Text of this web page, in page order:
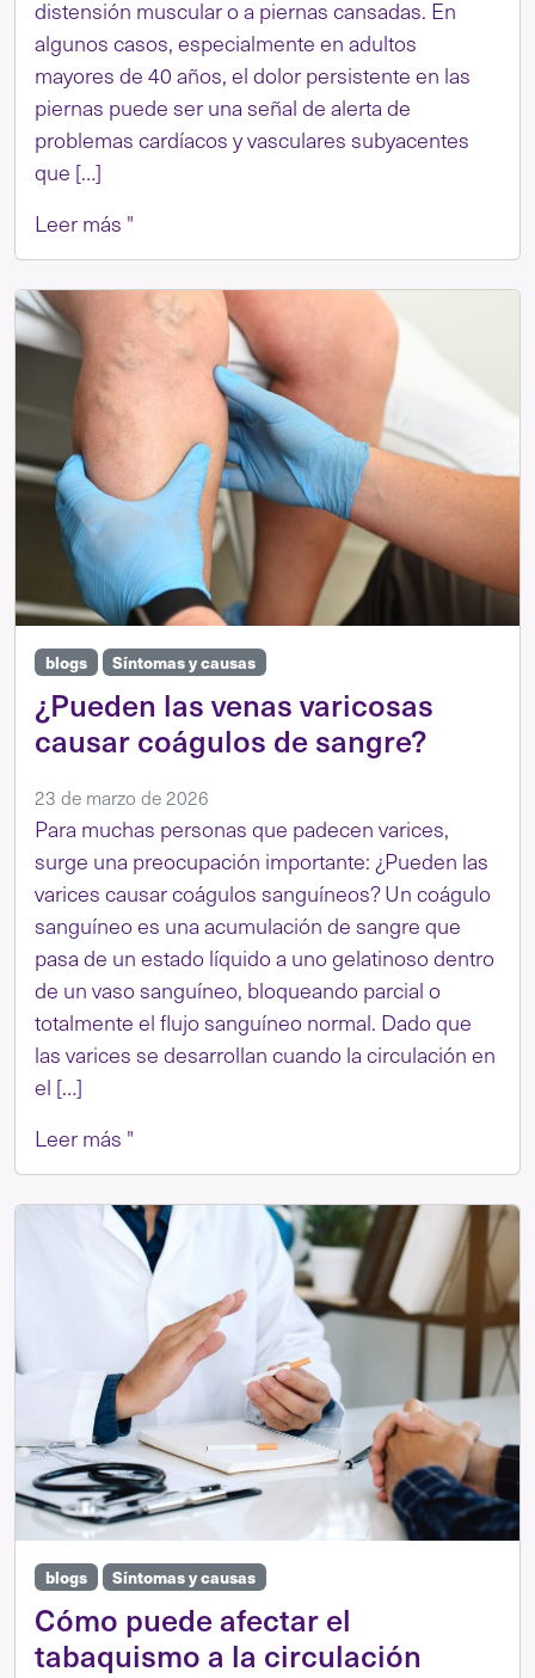
distensión muscular o a piernas cansadas. En
algunos casos, especialmente en adultos
mayores de 40 años, el dolor persistente en las
piernas puede ser una señal de alerta de
problemas cardíacos y vasculares subyacentes
que […]
Leer más "
blogs Síntomas y causas
¿Pueden las venas varicosas
causar coágulos de sangre?
23 de marzo de 2026
Para muchas personas que padecen varices,
surge una preocupación importante: ¿Pueden las
varices causar coágulos sanguíneos? Un coágulo
sanguíneo es una acumulación de sangre que
pasa de un estado líquido a uno gelatinoso dentro
de un vaso sanguíneo, bloqueando parcial o
totalmente el flujo sanguíneo normal. Dado que
las varices se desarrollan cuando la circulación en
el […]
Leer más "
blogs Síntomas y causas
Cómo puede afectar el
tabaquismo a la circulación